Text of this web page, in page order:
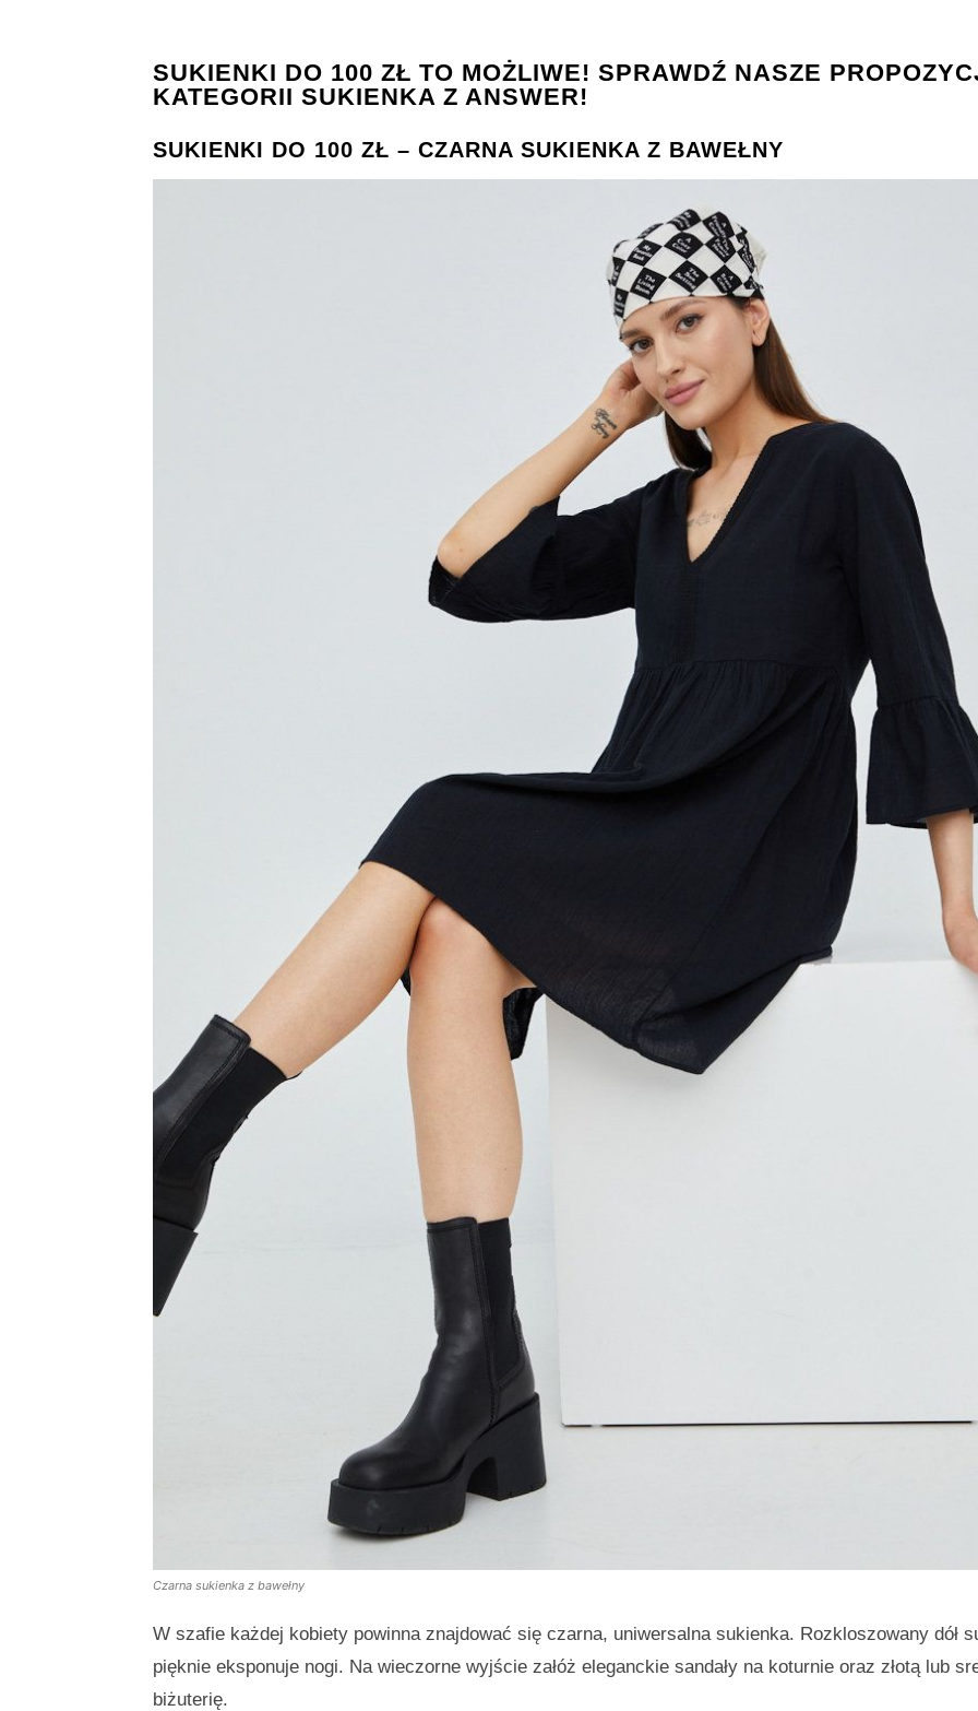
SUKIENKI DO 100 ZŁ TO MOŻLIWE! SPRAWDŹ NASZE
KATEGORII SUKIENKA Z ANSWER!
SUKIENKI DO 100 ZŁ – CZARNA SUKIENKA Z BAWEŁNY
Czarna sukienka z bawełny
W szafie każdej kobiety powinna znajdować się czarna, uniwersalna sukienka. Rozkloszowany dół
pięknie eksponuje nogi. Na wieczorne wyjście załóż eleganckie sandały na koturnie oraz złotą lub
biżuterię.